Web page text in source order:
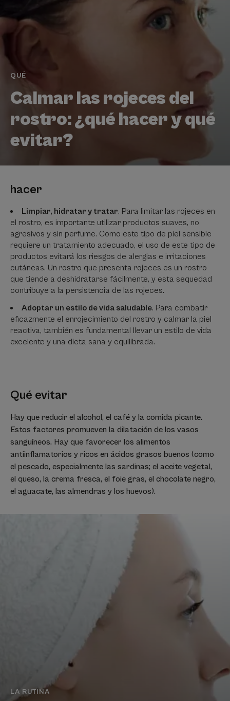
QUÉ
Calmar las rojeces del
rostro: ¿qué hacer y qué
evitar?
hacer
Limpiar, hidratar y tratar. Para limitar las rojeces en
el rostro, es importante utilizar productos suaves, no
agresivos y sin perfume. Como este tipo de piel sensible
requiere un tratamiento adecuado, el uso de este tipo de
productos evitará los riesgos de alergias e irritaciones
cutáneas. Un rostro que presenta rojeces es un rostro
que tiende a deshidratarse fácilmente, y esta sequedad
contribuye a la persistencia de las rojeces.
Adoptar un estilo de vida saludable. Para combatir
eficazmente el enrojecimiento del rostro y calmar la piel
reactiva, también es fundamental llevar un estilo de vida
excelente y una dieta sana y equilibrada.
Qué evitar
Hay que reducir el alcohol, el café y la comida picante.
Estos factores promueven la dilatación de los vasos
sanguíneos. Hay que favorecer los alimentos
antiinflamatorios y ricos en ácidos grasos buenos (como
el pescado, especialmente las sardinas; el aceite vegetal,
el queso, la crema fresca, el foie gras, el chocolate negro,
el aguacate, las almendras y los huevos).
LA RUTINA